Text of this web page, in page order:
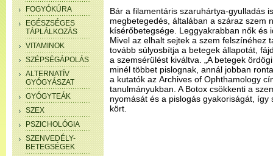
FOGYÓKÚRA
EGÉSZSÉGES
TÁPLÁLKOZÁS
VITAMINOK
SZÉPSÉGÁPOLÁS
ALTERNATÍV
GYÓGYÁSZAT
GYÓGYTEÁK
SZEX
PSZICHOLÓGIA
SZENVEDÉLY-
BETEGSÉGEK
Bár a filamentáris szaruhártya-gyulladás
megbetegedés, általában a száraz szem
kísérőbetegsége. Leggyakrabban nők és
Mivel az elhalt sejtek a szem felszínéhez
tovább súlyosbítja a betegek állapotát,
a szemsérülést kiváltva. „A betegek
minél többet pislognak, annál jobban
a kutatók az Archives of Ophthamology
tanulmányukban. A Botox csökkenti a
nyomását és a pislogás gyakoriságát,
kört.